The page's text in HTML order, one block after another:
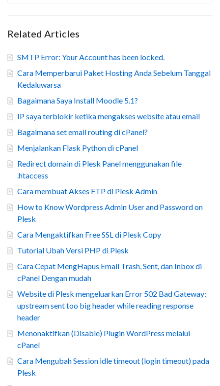
Related Articles
SMTP Error: Your Account has been locked.
Cara Memperbarui Paket Hosting Anda Sebelum Tanggal
Kedaluwarsa
Bagaimana Saya Install Moodle 5.1?
IP saya terblokir ketika mengakses website atau email
Bagaimana set email routing di cPanel?
Menjalankan Flask Python di cPanel
Redirect domain di Plesk Panel menggunakan file
.htaccess
Cara membuat Akses FTP di Plesk Admin
How to Know Wordpress Admin User and Password on
Plesk
Cara Mengaktifkan Free SSL di Plesk Copy
Tutorial Ubah Versi PHP di Plesk
Cara Cepat MengHapus Email Trash, Sent, dan Inbox di
cPanel Dengan mudah
Website di Plesk mengeluarkan Error 502 Bad Gateway:
upstream sent too big header while reading response
header
Menonaktifkan (Disable) Plugin WordPress melalui
cPanel
Cara Mengubah Session idle timeout (login timeout) pada
Plesk